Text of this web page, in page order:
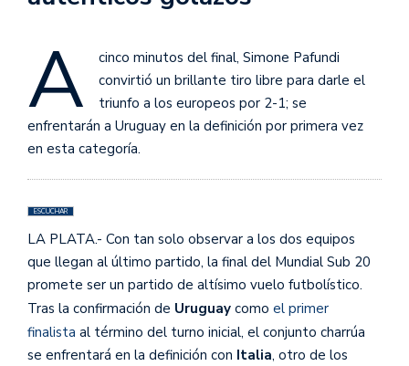
A
cinco minutos del final, Simone Pafundi
convirtió un brillante tiro libre para darle el
triunfo a los europeos por 2-1; se
enfrentarán a Uruguay en la definición por primera vez
en esta categoría.
ESCUCHAR
LA PLATA.- Con tan solo observar a los dos equipos
que llegan al último partido, la final del Mundial Sub 20
promete ser un partido de altísimo vuelo futbolístico.
Tras la confirmación de Uruguay como el primer
finalista al término del turno inicial, el conjunto charrúa
se enfrentará en la definición con Italia, otro de los